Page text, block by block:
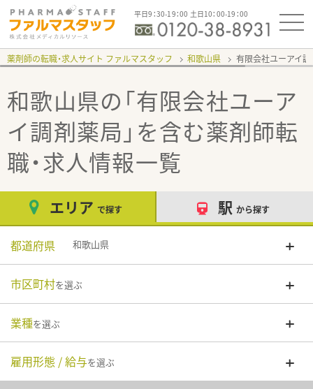
平日9：30-19：00 土日10：00-19：00
薬剤師の転職・求人サイト ファルマスタッフ 和歌山県 有限会社ユーアイ
和歌山県の「有限会社ユーア
イ調剤薬局」 を含む薬剤師転
職・求人情報一覧
エリア で探す 駅 から探す
都道府県 和歌山県
市区町村を選ぶ
業種を選ぶ
雇用形態 / 給与を選ぶ